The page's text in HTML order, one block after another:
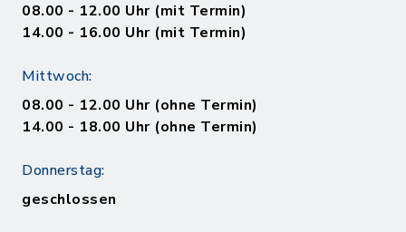
08.00 - 12.00 Uhr (mit Termin)
14.00 - 16.00 Uhr (mit Termin)
Mittwoch:
08.00 - 12.00 Uhr (ohne Termin)
14.00 - 18.00 Uhr (ohne Termin)
Donnerstag:
geschlossen